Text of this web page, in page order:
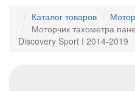
Каталог товаров
Моторчик тахометра
Discovery Sport I 2014-2019